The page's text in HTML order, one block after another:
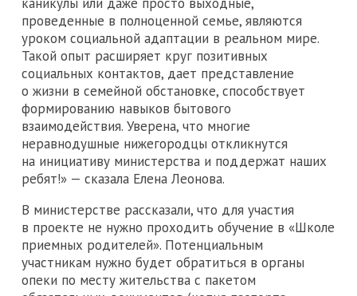
проведенные в полноценной семье, являются
уроком социальной адаптации в реальном мире.
Такой опыт расширяет круг позитивных
социальных контактов, дает представление
о жизни в семейной обстановке, способствует
формированию навыков бытового
взаимодействия. Уверена, что многие
неравнодушные нижегородцы откликнутся
на инициативу министерства и поддержат наших
ребят!» — сказала Елена Леонова.
В министерстве рассказали, что для участия
в проекте не нужно проходить обучение в «Школе
приемных родителей». Потенциальным
участникам нужно будет обратиться в органы
опеки по месту жительства с пакетом